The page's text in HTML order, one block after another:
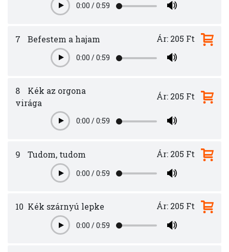
Play0:00 /0:59
7 Befestem a hajam
Play0:00 /0:59
Ár: 205 Ft
8
Kék az orgona
virága
Play0:00 /0:59
Ár: 205 Ft
9 Tudom, tudom
Play0:00 /0:59
Ár: 205 Ft
10 Kék szárnyú lepke
Play0:00 /0:59
Ár: 205 Ft